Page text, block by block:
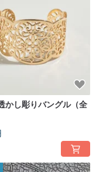
店をオープンしました。
プへと事業形態を転換し、
楽しみたいお客様が、実
イン性と高度な職人技を備
になりました。
かし彫りバングル（全